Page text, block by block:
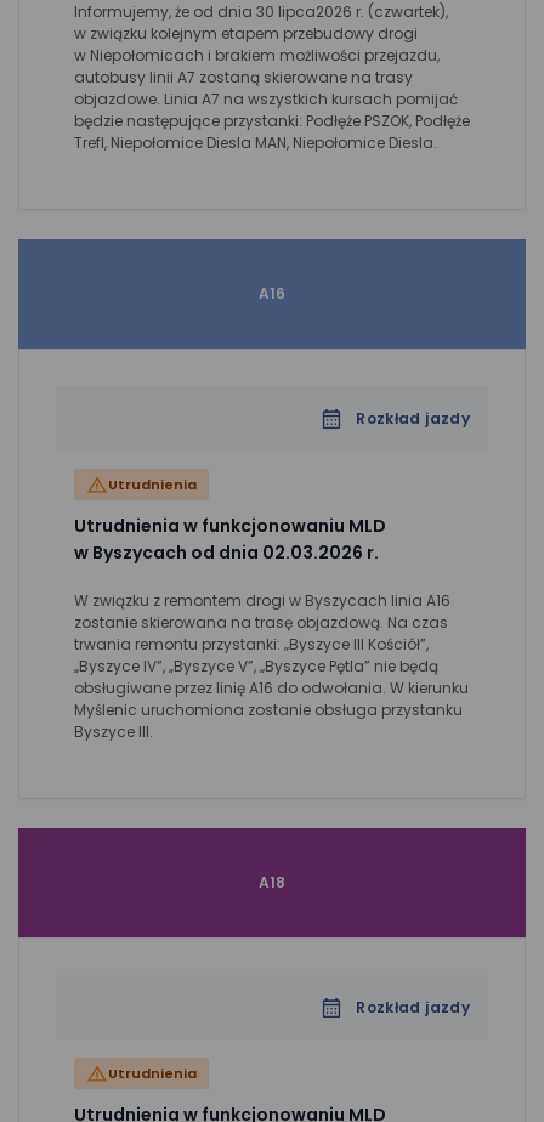
Informujemy, że od dnia 30 lipca2026 r. (czwartek),
w związku kolejnym etapem przebudowy drogi
w Niepołomicach i brakiem możliwości przejazdu,
autobusy linii A7 zostaną skierowane na trasy
objazdowe. Linia A7 na wszystkich kursach pomijać
będzie następujące przystanki: Podłęże PSZOK, Podłęże
Trefl, Niepołomice Diesla MAN, Niepołomice Diesla.
A16
Rozkład jazdy
Utrudnienia
Utrudnienia w funkcjonowaniu MLD
w Byszycach od dnia 02.03.2026 r.
W związku z remontem drogi w Byszycach linia A16
zostanie skierowana na trasę objazdową. Na czas
trwania remontu przystanki: „Byszyce III Kościół”,
„Byszyce IV”, „Byszyce V”, „Byszyce Pętla” nie będą
obsługiwane przez linię A16 do odwołania. W kierunku
Myślenic uruchomiona zostanie obsługa przystanku
Byszyce III.
A18
Rozkład jazdy
Utrudnienia
Utrudnienia w funkcjonowaniu MLD